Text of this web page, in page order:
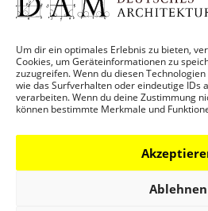
Um dir ein optimales Erlebnis zu bieten,
Cookies, um Geräteinformationen zu
zuzugreifen. Wenn du diesen
wie das Surfverhalten oder eindeutige IDs
verarbeiten. Wenn du deine Zustimmung
können bestimmte Merkmale und
Ablehnen
Time:
Veranstaltung Category:
VERANSTALTUNG
ORGANISATOR